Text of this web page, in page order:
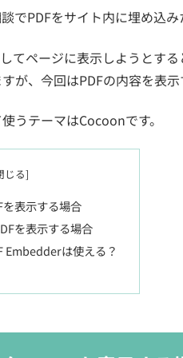
でPDFをサイト内に埋め込
てページに表示しようとす
が、今回はPDFの内容を表
うテーマはCocoonです。
表示する場合
を表示する場合
Embedderは使える？